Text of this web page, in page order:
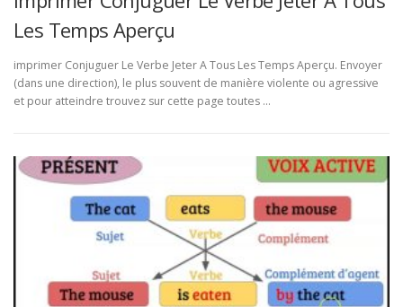
Les Temps Aperçu
imprimer Conjuguer Le Verbe Jeter A Tous Les Temps Aperçu. Envoyer
(dans une direction), le plus souvent de manière violente ou agressive
et pour atteindre trouvez sur cette page toutes …